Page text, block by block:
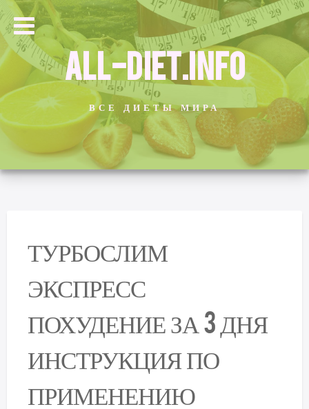
ALL-DIET.INFO
ВСЕ ДИЕТЫ МИРА
ТУРБОСЛИМ
ЭКСПРЕСС
ПОХУДЕНИЕ ЗА 3 ДНЯ
ИНСТРУКЦИЯ ПО
ПРИМЕНЕНИЮ